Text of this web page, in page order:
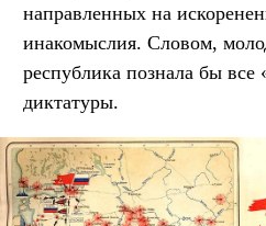
направленных на
инакомыслия. Словом,
республика познала бы все
диктатуры.